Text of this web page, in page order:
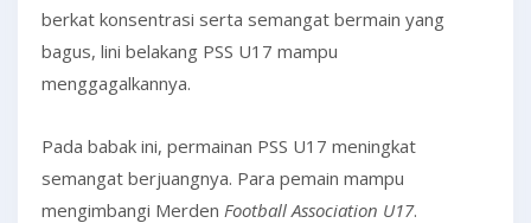
berkat konsentrasi serta semangat bermain yang
bagus, lini belakang PSS U17 mampu
menggagalkannya.
Pada babak ini, permainan PSS U17 meningkat
semangat berjuangnya. Para pemain mampu
mengimbangi Merden Football Association U17.